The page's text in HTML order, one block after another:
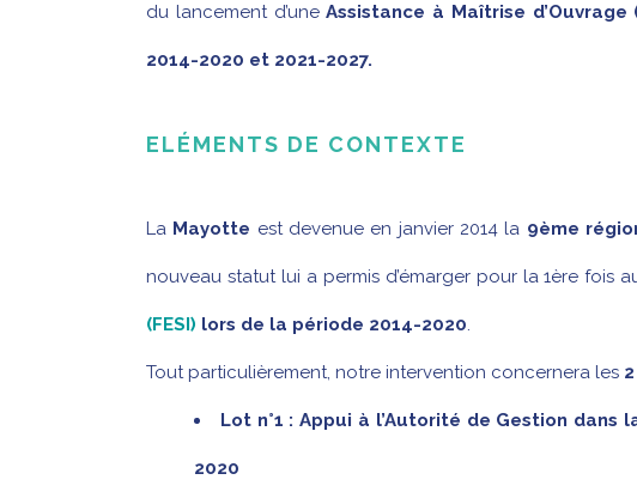
du lancement d’uneAssistance à Maîtrise
2014-2020 et 2021-2027.
ELÉMENTS DE CONTEXTE
La Mayotte est devenue en janvier 2014 la 9ème
nouveau statut lui a permis d’émarger pour la 1ère fois
(FESI) lors de la période 2014-2020.
Tout particulièrement, notre intervention concernera les
Lot n°1 : Appui à l’Autorité de Gestion dans
2020